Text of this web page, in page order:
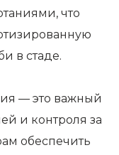
что
в стаде.
— это важный
и контроля за
обеспечить